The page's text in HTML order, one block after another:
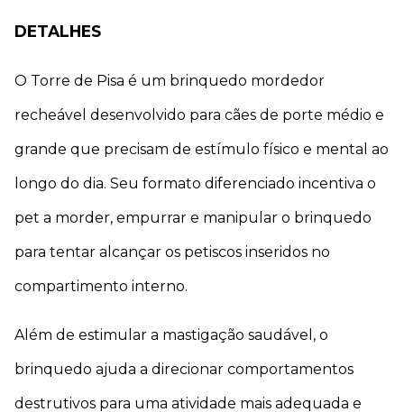
DETALHES
O Torre de Pisa é um brinquedo mordedor
recheável desenvolvido para cães de porte médio e
grande que precisam de estímulo físico e mental ao
longo do dia. Seu formato diferenciado incentiva o
pet a morder, empurrar e manipular o brinquedo
para tentar alcançar os petiscos inseridos no
compartimento interno.
Além de estimular a mastigação saudável, o
brinquedo ajuda a direcionar comportamentos
destrutivos para uma atividade mais adequada e